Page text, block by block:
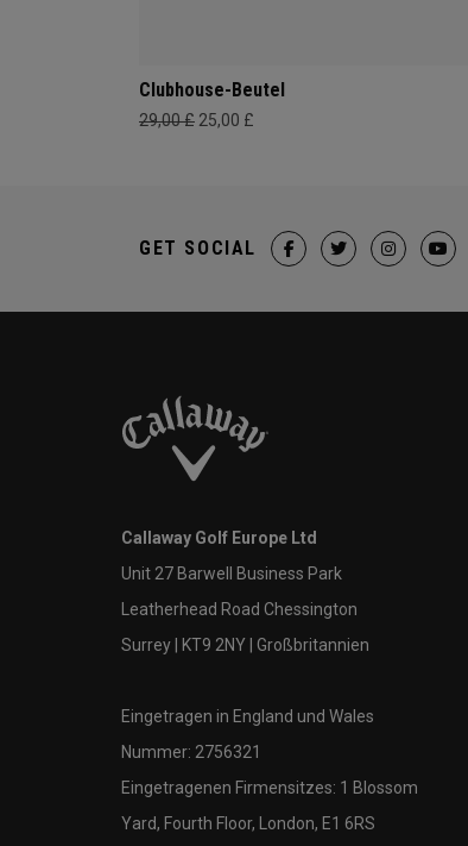
Clubhouse-Beutel
29,00 £ 25,00 £
GET SOCIAL
Callaway Golf Europe Ltd
Unit 27 Barwell Business Park
Leatherhead Road Chessington
Surrey | KT9 2NY | Großbritannien
Eingetragen in England und Wales
Nummer: 2756321
Eingetragenen Firmensitzes: 1 Blossom
Yard, Fourth Floor, London, E1 6RS